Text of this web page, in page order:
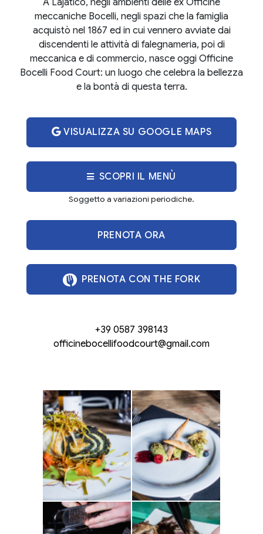
meccaniche Bocelli, negli spazi che la famiglia
acquistò nel 1867 ed in cui vennero avviate dai
discendenti le attività di falegnameria, poi di
meccanica e di commercio, nasce oggi Officine
Bocelli Food Court: un luogo che celebra la bellezza
e la bontà di questa terra.
VISUALIZZA SU GOOGLE MAPS
SCOPRI IL MENÙ
Soggetto a variazioni periodiche.
PRENOTA ORA
PRENOTA CON THE FORK
+39 0587 398143
officinebocellifoodcourt@gmail.com